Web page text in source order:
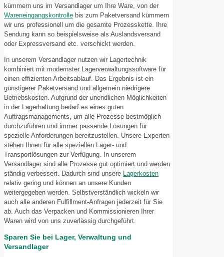
kümmern uns im Versandlager um Ihre Ware, von der
Wareneingangskontrolle bis zum Paketversand kümmern
wir uns professionell um die gesamte Prozesskette. Ihre
Sendung kann so beispielsweise als Auslandsversand
oder Expressversand etc. verschickt werden.
In unserem Versandlager nutzen wir Lagertechnik
kombiniert mit modernster Lagerverwaltungssoftware für
einen effizienten Arbeitsablauf. Das Ergebnis ist ein
günstigerer Paketversand und allgemein niedrigere
Betriebskosten. Aufgrund der unendlichen Möglichkeiten
in der Lagerhaltung bedarf es eines guten
Auftragsmanagements, um alle Prozesse bestmöglich
durchzuführen und immer passende Lösungen für
spezielle Anforderungen bereitzustellen. Unsere Experten
stehen Ihnen für alle speziellen Lager- und
Transportlösungen zur Verfügung. In unserem
Versandlager sind alle Prozesse gut optimiert und werden
ständig verbessert. Dadurch sind unsere Lagerkosten
relativ gering und können an unsere Kunden
weitergegeben werden. Selbstverständlich wickeln wir
auch alle anderen Fulfillment-Anfragen jederzeit für Sie
ab. Auch das Verpacken und Kommissionieren Ihrer
Waren wird von uns zuverlässig durchgeführt.
Sparen Sie bei Lager, Verwaltung und
Versandlager